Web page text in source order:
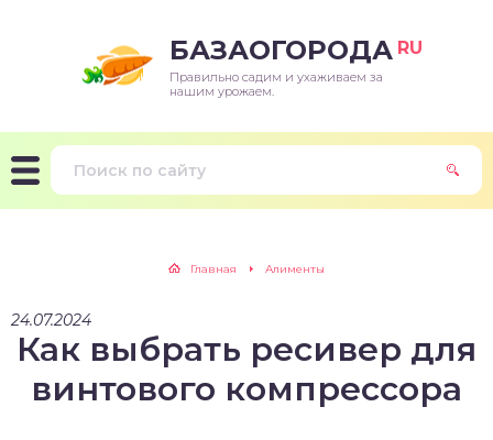
БАЗАОГОРОДА RU
Правильно садим и ухаживаем за
нашим урожаем.
Главная Алименты
24.07.2024
Как выбрать ресивер для
винтового компрессора